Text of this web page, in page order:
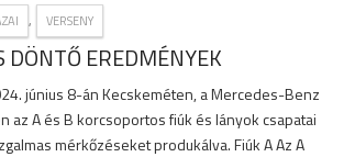
, VERSENY
EREDMÉNYEK
június 8-án Kecskeméten, a Mercedes-Benz
az A és B korcsoportos fiúk és lányok csapatai
mérkőzéseket produkálva. Fiúk A Az A